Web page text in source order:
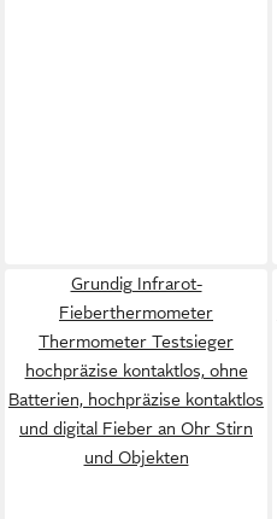
Grundig Infrarot-
Fieberthermometer
Thermometer Testsieger
hochpräzise kontaktlos, ohne
Batterien, hochpräzise kontaktlos
und digital Fieber an Ohr Stirn
und Objekten